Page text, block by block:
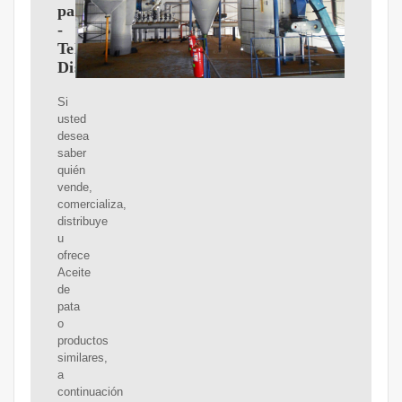
pata
-
Teléfonos,
Distribuidores
Si
usted
desea
saber
quién
vende,
comercializa,
distribuye
u
ofrece
Aceite
de
pata
o
productos
similares,
a
continuación